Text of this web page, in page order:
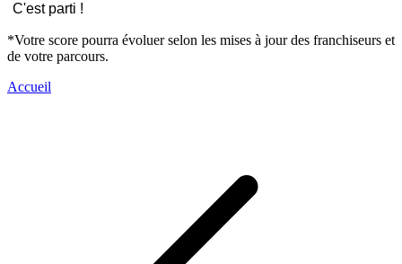
C'est parti !
*Votre score pourra évoluer selon les mises à jour des franchiseurs et
de votre parcours.
Accueil